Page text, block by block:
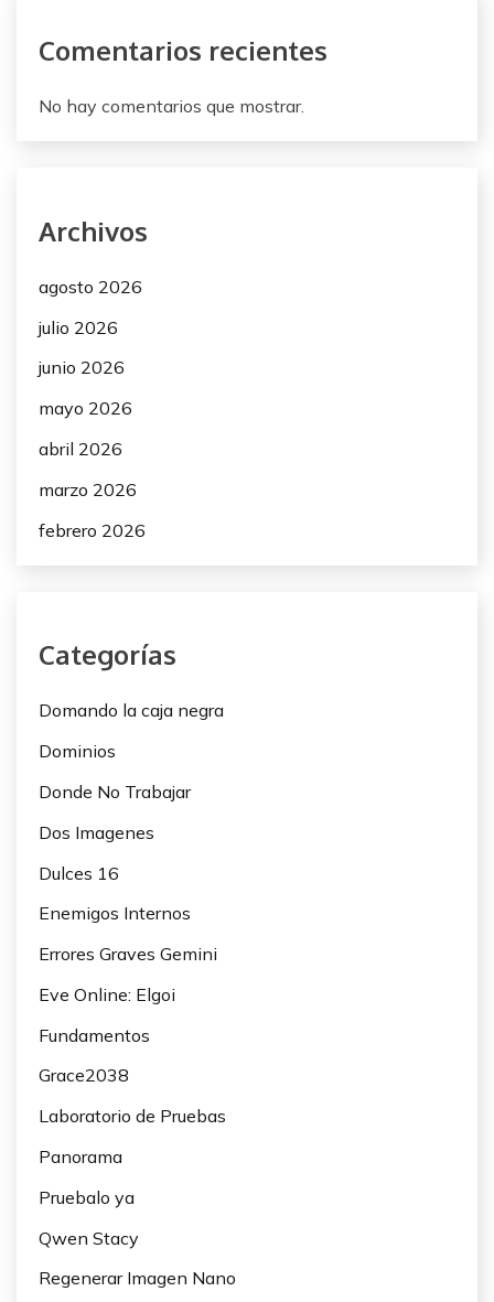
Comentarios recientes
No hay comentarios que mostrar.
Archivos
agosto 2026
julio 2026
junio 2026
mayo 2026
abril 2026
marzo 2026
febrero 2026
Categorías
Domando la caja negra
Dominios
Donde No Trabajar
Dos Imagenes
Dulces 16
Enemigos Internos
Errores Graves Gemini
Eve Online: Elgoi
Fundamentos
Grace2038
Laboratorio de Pruebas
Panorama
Pruebalo ya
Qwen Stacy
Regenerar Imagen Nano